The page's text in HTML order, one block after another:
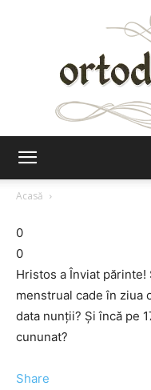
Acasă
0
0
Hristos a Înviat
menstrual cade în ziua
data nunții? Și încă pe
cununat?
Share